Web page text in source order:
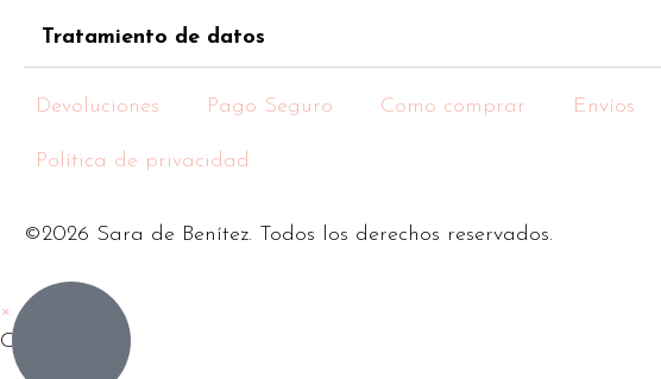
Tratamiento de datos
Devoluciones Pago Seguro Como comprar Envíos
Política de privacidad
©2026 Sara de Benítez. Todos los derechos reservados.
×
Carrito